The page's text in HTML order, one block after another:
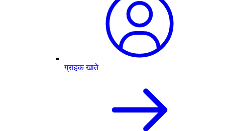
ग्राहक खाते